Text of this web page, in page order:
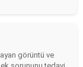
görüntü ve